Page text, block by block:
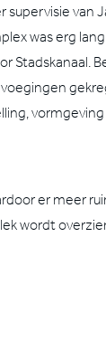
van
was erg
Stadskanaal.
er meer
wordt